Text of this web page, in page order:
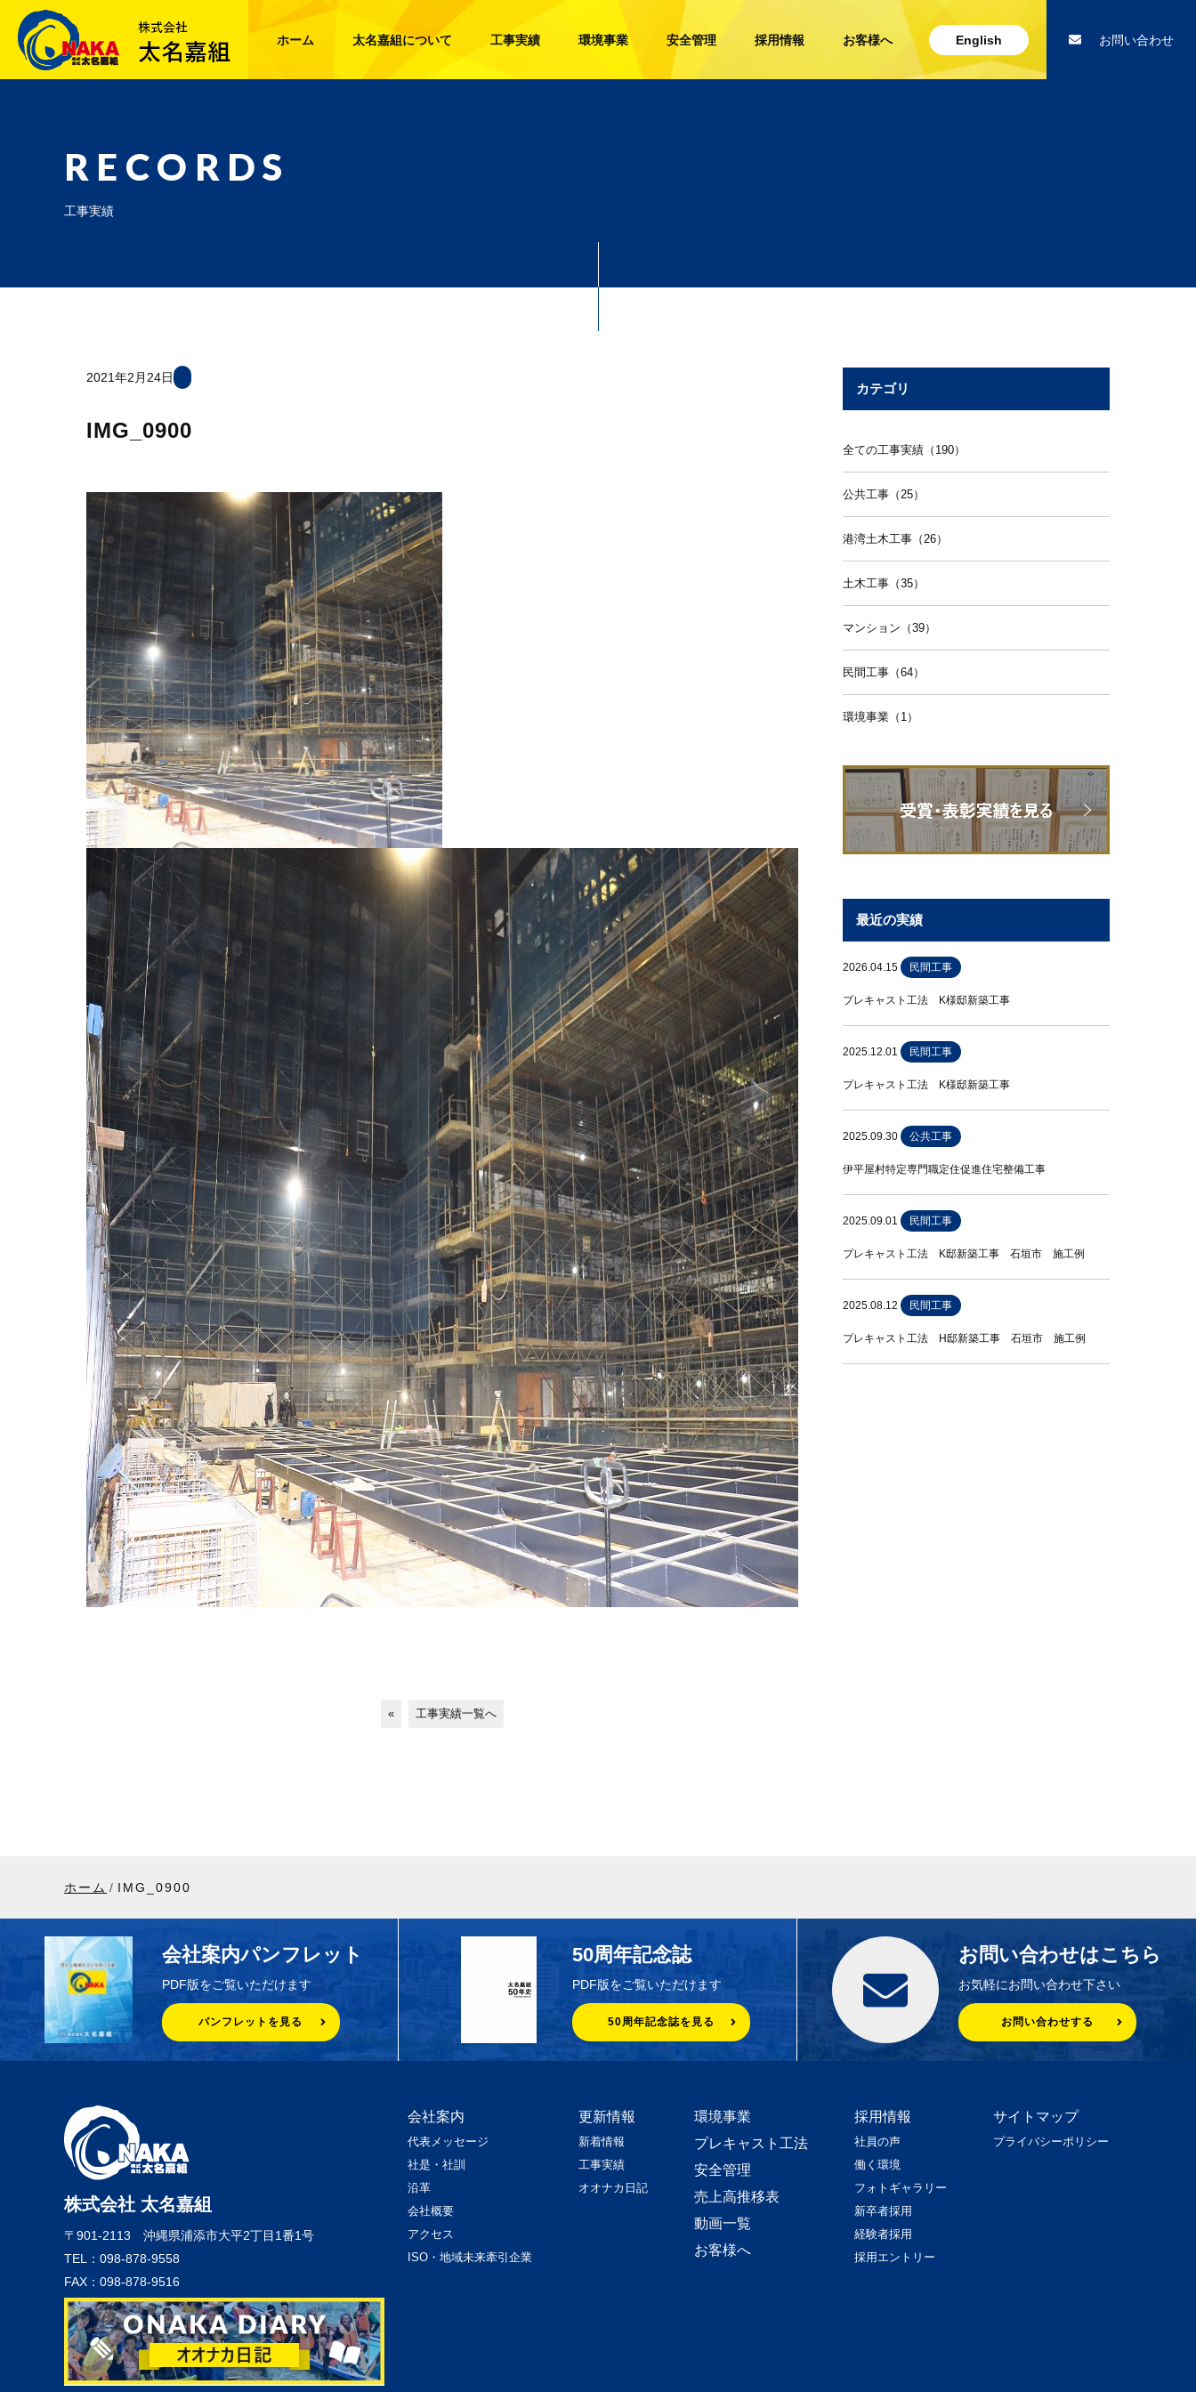
ホーム 太名嘉組について 工事実績 環境事業 安全管理 採用情報 お客様へ English お問い合わせ
RECORDS
工事実績
2021年2月24日
IMG_0900
« 工事実績一覧へ
カテゴリ
全ての工事実績（190）
公共工事（25）
港湾土木工事（26）
土木工事（35）
マンション（39）
民間工事（64）
環境事業（1）
最近の実績
2026.04.15 民間工事
プレキャスト工法 K様邸新築工事
2025.12.01 民間工事
プレキャスト工法 K様邸新築工事
2025.09.30 公共工事
伊平屋村特定専門職定住促進住宅整備工事
2025.09.01 民間工事
プレキャスト工法 K邸新築工事 石垣市 施工例
2025.08.12 民間工事
プレキャスト工法 H邸新築工事 石垣市 施工例
ホーム IMG_0900
会社案内パンフレット
PDF版をご覧いただけます
パンフレットを見る
50周年記念誌
PDF版をご覧いただけます
50周年記念誌を見る
お問い合わせはこちら
お気軽にお問い合わせ下さい
お問い合わせする
株式会社 太名嘉組
〒901-2113 沖縄県浦添市大平2丁目1番1号
TEL：098-878-9558
FAX：098-878-9516
会社案内
代表メッセージ
社是・社訓
沿革
会社概要
アクセス
ISO・地域未来牽引企業
更新情報
新着情報
工事実績
オオナカ日記
環境事業
プレキャスト工法
安全管理
売上高推移表
動画一覧
お客様へ
採用情報
社員の声
働く環境
フォトギャラリー
新卒者採用
経験者採用
採用エントリー
サイトマップ
プライバシーポリシー